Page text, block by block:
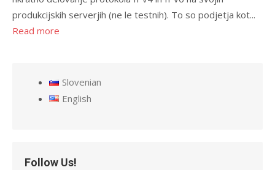
produkcijskih serverjih (ne le testnih). To so podjetja kot...
Read more
Slovenian
English
Follow Us!